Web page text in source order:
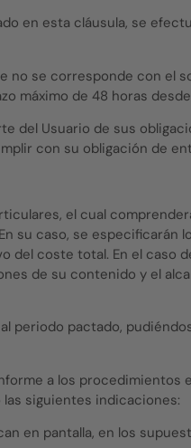
en esta cláusula, se
se corresponde con el
máximo de 48 horas
del Usuario de sus
con su obligación de
el cual
su caso, se especificarán
coste total. En el caso
de su contenido y el
periodo pactado,
a los procedimientos
siguientes indicaciones:
en pantalla, en los